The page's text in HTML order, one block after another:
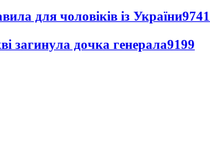
для чоловіків із України9741
загинула дочка генерала9199